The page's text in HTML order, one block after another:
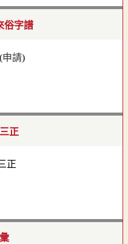
俗字譜
(申請)
正